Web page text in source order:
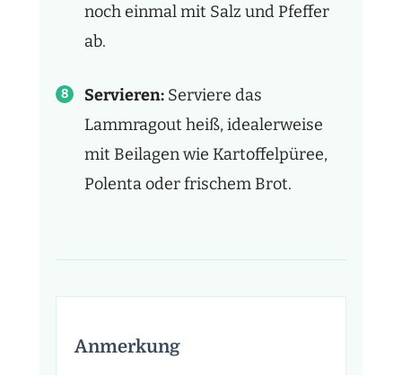
noch einmal mit Salz und Pfeffer
ab.
Servieren: Serviere das
Lammragout heiß, idealerweise
mit Beilagen wie Kartoffelpüree,
Polenta oder frischem Brot.
Anmerkung